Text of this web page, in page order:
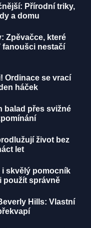
Přírodní triky,
a domu
Zpěvačce, které
fanoušci nestačí
Ordinace se vrací
háček
balad přes svižné
život bez
let
i skvělý pomocník
použít správně
Hills: Vlastní